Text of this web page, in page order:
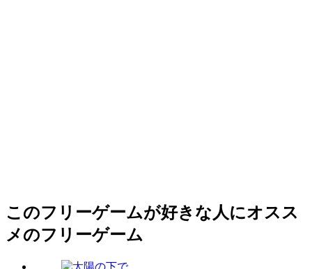
このフリーゲームが好きな人にオスス
メのフリーゲーム